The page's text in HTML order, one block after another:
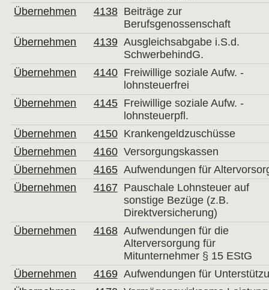
Übernehmen
4138 Beiträge zur
Berufsgenossenschaft
Übernehmen
4139 Ausgleichsabgabe i.S.d.
SchwerbehindG.
Übernehmen
4140 Freiwillige soziale Aufw. -
lohnsteuerfrei
Übernehmen
4145 Freiwillige soziale Aufw. -
lohnsteuerpfl.
Übernehmen
4150 Krankengeldzuschüsse
Übernehmen
4160 Versorgungskassen
Übernehmen
4165 Aufwendungen für
Übernehmen
4167 Pauschale Lohnsteuer auf
sonstige Bezüge (z.B.
Direktversicherung)
Übernehmen
4168 Aufwendungen für die
Alterversorgung für
Mitunternehmer § 15 EStG
Übernehmen
4169 Aufwendungen für